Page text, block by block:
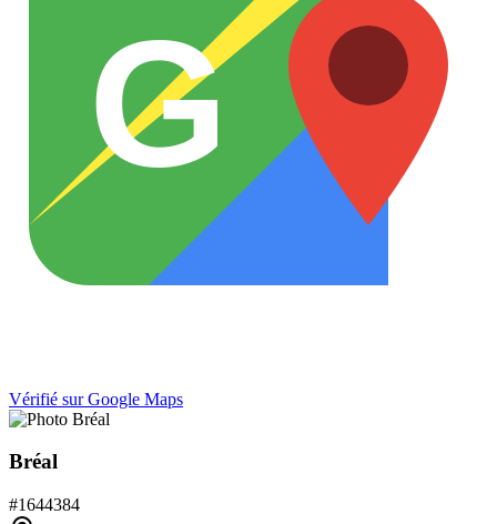
G
Vérifié sur Google Maps
Bréal
#1644384